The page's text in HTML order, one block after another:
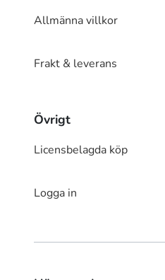
Allmänna villkor
Frakt & leverans
Övrigt
Licensbelagda köp
Logga in